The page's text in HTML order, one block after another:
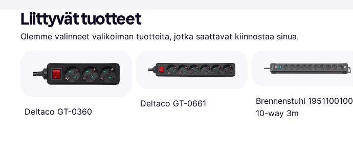
Liittyvät tuotteet
Olemme valinneet valikoiman tuotteita, jotka saattavat kiinnostaa sinua.
Deltaco GT-0360
Deltaco GT-0661
Brennenstuhl 1951100100
10-way 3m